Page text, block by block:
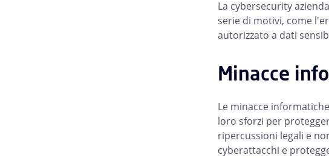
La cybersecurity
serie di motivi, come
autorizzato a dati
Minacce
Le minacce
loro sforzi per
ripercussioni legali e
cyberattacchi e